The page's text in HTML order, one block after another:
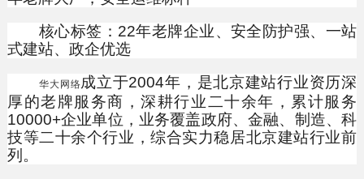
核心标签：22年老牌企业、安全防护强、一站
式建站、政企优选
华大网络成立于2004年，是北京建站行业资历深
厚的老牌服务商，深耕行业二十余年，累计服务
10000+企业单位，业务覆盖政府、金融、制造、科
技等二十余个行业，综合实力稳居北京建站行业前
列。